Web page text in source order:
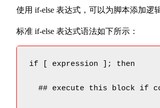
使用 if-else 表达式，可以为脚本添加逻
标准 if-else 表达式语法如下所示：
if [ expression ]; then
## execute this block if